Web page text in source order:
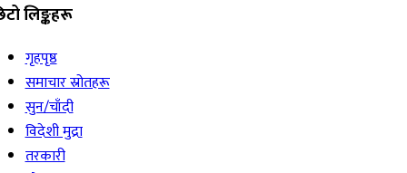
लिङ्कहरू
गृहपृष्ठ
समाचार स्रोतहरू
सुन/चाँदी
विदेशी मुद्रा
तरकारी